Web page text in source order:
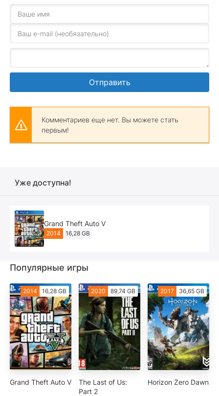
Отправить
Комментариев еще нет. Вы можете стать
первым!
Уже доступна!
Grand Theft Auto V
2014 16,28 GB
Популярные игры
2014 16,28 GB
Grand Theft Auto V
2020 89,74 GB
The Last of Us:
Part 2
2017 36,65 GB
Horizon Zero Dawn